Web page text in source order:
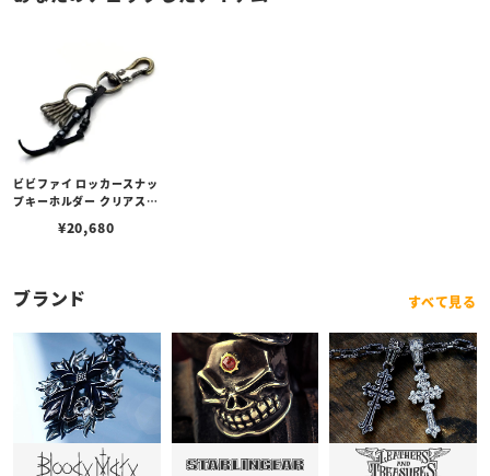
ビビファイ ロッカースナッ
プキーホルダー クリアスト
¥20,680
ブランド すべて見る